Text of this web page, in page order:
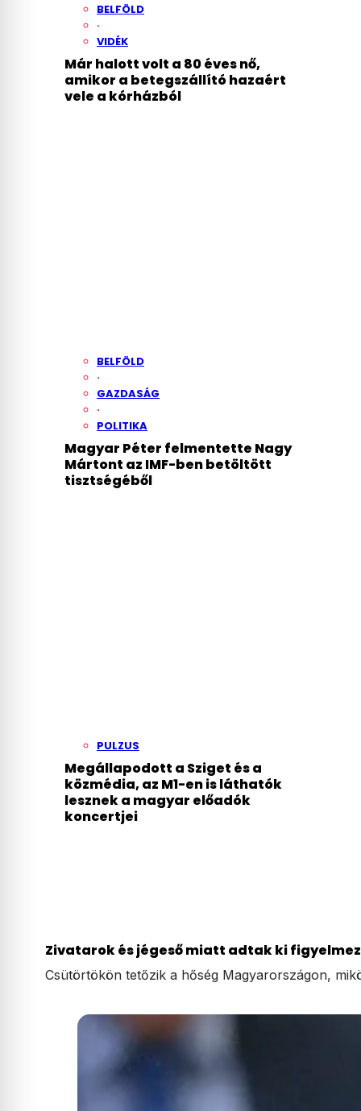
BELFÖLD
·
VIDÉK
Már halott volt a 80 éves nő,
amikor a betegszállító hazaért
vele a kórházból
BELFÖLD
·
GAZDASÁG
·
POLITIKA
Magyar Péter felmentette Nagy
Mártont az IMF-ben betöltött
tisztségéből
PULZUS
Megállapodott a Sziget és a
közmédia, az M1-en is láthatók
lesznek a magyar előadók
koncertjei
Zivatarok és jégeső miatt adtak ki
Csütörtökön tetőzik a hőség Magyarországon,